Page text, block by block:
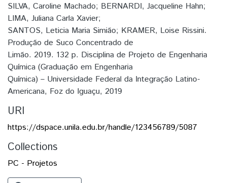
SILVA, Caroline Machado; BERNARDI, Jacqueline Hahn;
LIMA, Juliana Carla Xavier;
SANTOS, Leticia Maria Simião; KRAMER, Loise Rissini.
Produção de Suco Concentrado de
Limão. 2019. 132 p. Disciplina de Projeto de Engenharia
Química (Graduação em Engenharia
Química) – Universidade Federal da Integração Latino-
Americana, Foz do Iguaçu, 2019
URI
https://dspace.unila.edu.br/handle/123456789/5087
Collections
PC - Projetos